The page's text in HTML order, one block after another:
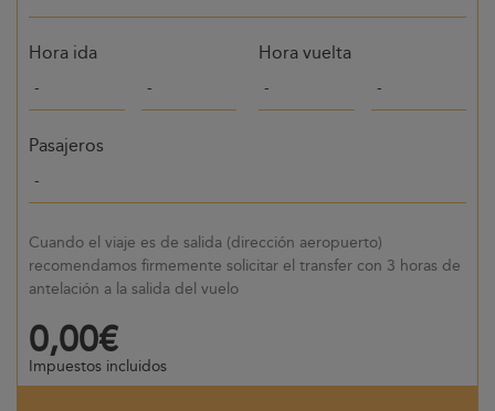
Hora ida Hora vuelta
Pasajeros
Cuando el viaje es de salida (dirección aeropuerto)
recomendamos firmemente solicitar el transfer con 3 horas de
antelación a la salida del vuelo
0,00€
Impuestos incluidos